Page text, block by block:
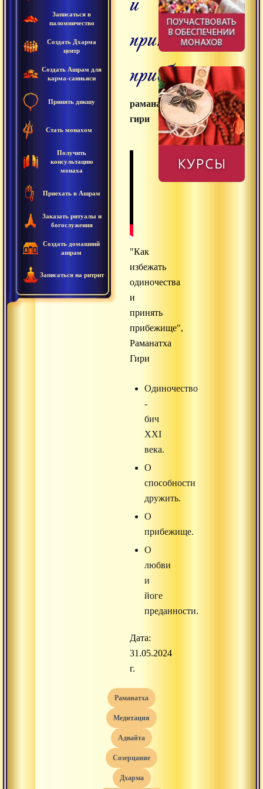
Записаться в
паломничество
Создать Дхарма
центр
Создать Ашрам для
карма-санньяси
Принять дикшу
Стать монахом
Получить
консультацию
монаха
Приехать в Ашрам
Заказать ритуалы и
богослужения
Создать домашний
ашрам
Записаться на ритрит
принять
прибежище
раманатха
гири
"Как
избежать
одиночества
и
принять
прибежище",
Раманатха
Гири
Одиночество
-
бич
XXI
века.
О
способности
дружить.
О
прибежище.
О
любви
и
йоге
преданности.
Дата:
31.05.2024
г.
раманатха
медитация
адвайта
созерцание
дхарма